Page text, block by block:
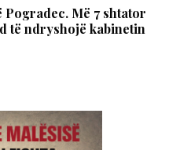
Pogradec. Më 7 shtator
të ndryshojë kabinetin